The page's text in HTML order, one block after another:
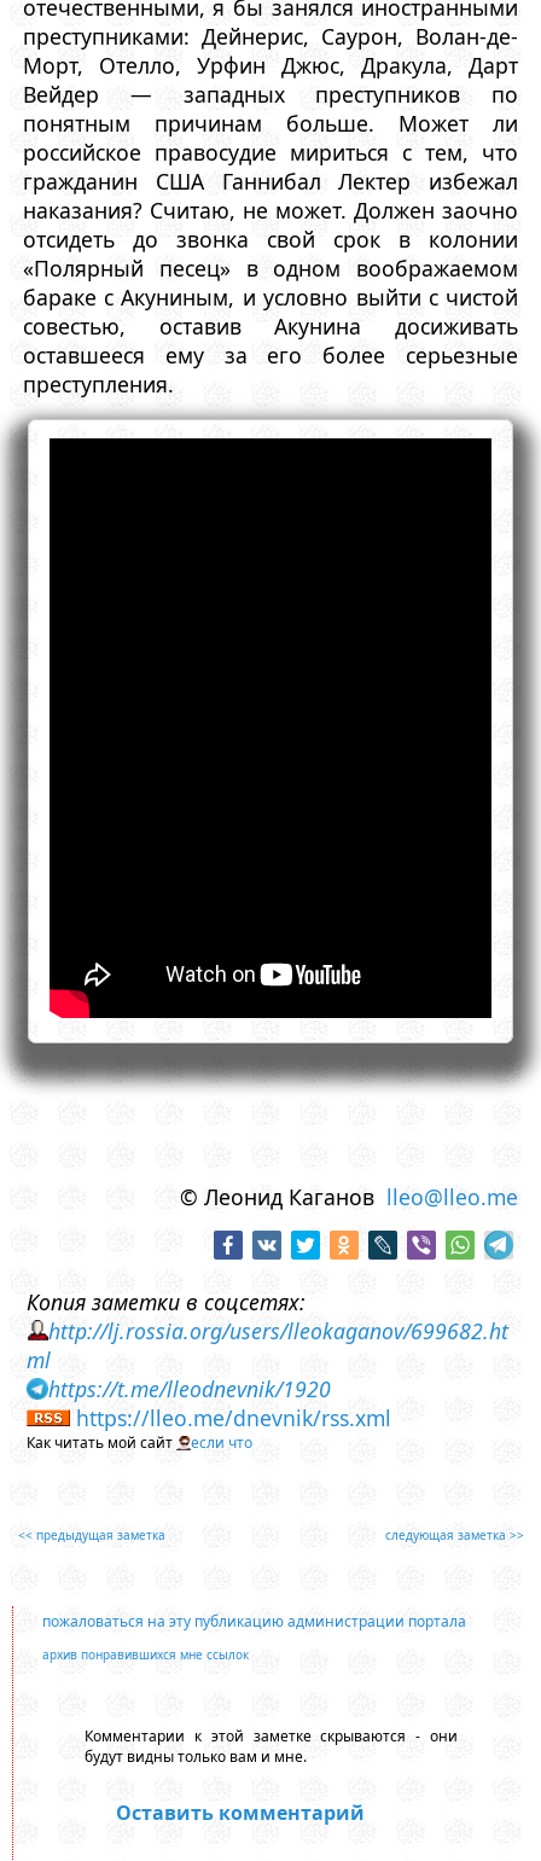
отечественными, я бы занялся иностранными
преступниками: Дейнерис, Саурон, Волан-де-
Морт, Отелло, Урфин Джюс, Дракула, Дарт
Вейдер — западных преступников по
понятным причинам больше. Может ли
российское правосудие мириться с тем, что
гражданин США Ганнибал Лектер избежал
наказания? Считаю, не может. Должен заочно
отсидеть до звонка свой срок в колонии
«Полярный песец» в одном воображаемом
бараке с Акуниным, и условно выйти с чистой
совестью, оставив Акунина досиживать
оставшееся ему за его более серьезные
преступления.
© Леонид Каганов lleo@lleo.me
Копия заметки в соцсетях:
http://lj.rossia.org/users/lleokaganov/699682.ht
ml
https://t.me/lleodnevnik/1920
https://lleo.me/dnevnik/rss.xml
Как читать мой сайт если что
<< предыдущая заметка следующая заметка >>
пожаловаться на эту публикацию администрации портала
архив понравившихся мне ссылок
Комментарии к этой заметке скрываются - они
будут видны только вам и мне.
Оставить комментарий